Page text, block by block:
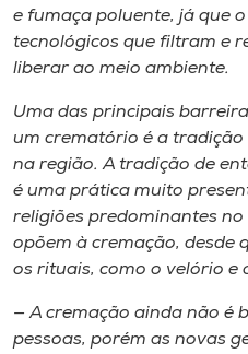
e fumaça poluente, já que
tecnológicos que filtram e
liberar ao meio ambiente.
Uma das principais
um crematório é a
na região. A tradição de
é uma prática muito
religiões predominantes
opõem à cremação, desde
os rituais, como o velório e
— A cremação ainda não é
pessoas, porém as novas